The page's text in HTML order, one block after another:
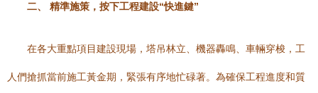
二、 精準施策，按下工程建設“快進鍵”
在各大重點項目建設現場，塔吊林立、機器轟鳴、車輛穿梭，工
人們搶抓當前施工黃金期，緊張有序地忙碌著。為確保工程進度和質